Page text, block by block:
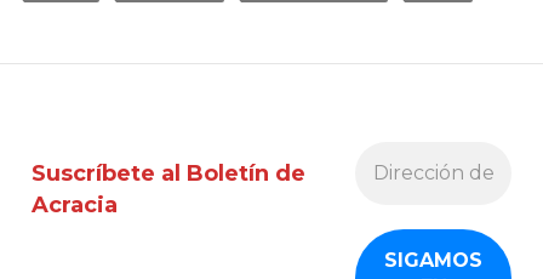
Suscríbete al Boletín de
Acracia